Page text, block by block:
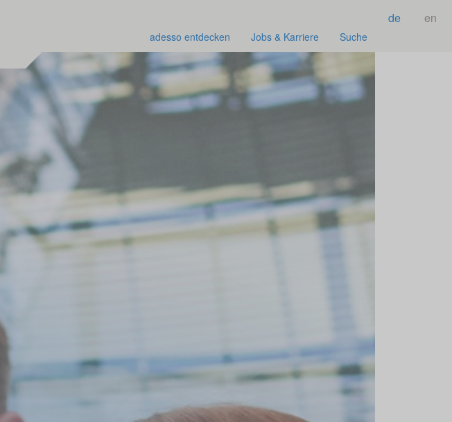
de en
adesso entdecken Jobs & Karriere Suche